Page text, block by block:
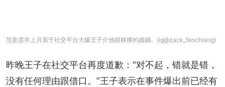
范姜彦丰上月底于社交平台大爆王子介他跟粿粿的婚姻。(ig@zack_fanchiang)
昨晚王子在社交平台再度道歉：“对不起，错就是错，
没有任何理由跟借口。”王子表示在事件爆出前已经有